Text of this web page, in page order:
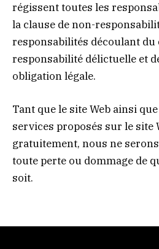
régissent toutes les
la clause de non-
responsabilités découlant du
responsabilité délictuelle et
obligation légale.
Tant que le site Web ainsi
services proposés sur le site
gratuitement, nous ne
toute perte ou dommage de
soit.